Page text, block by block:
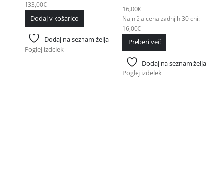
133,00€
Dodaj v košarico
Dodaj na seznam želja
Poglej izdelek
16,00€
Najnižja cena zadnjih 30 dni:
16,00€
Preberi več
Dodaj na seznam želja
Poglej izdelek